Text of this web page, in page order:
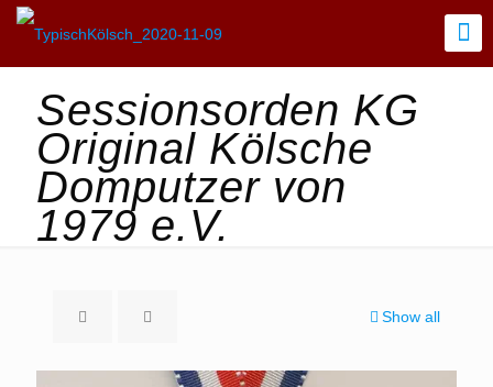
Sessionsorden KG
Original Kölsche
Domputzer von
1979 e.V.
Show all